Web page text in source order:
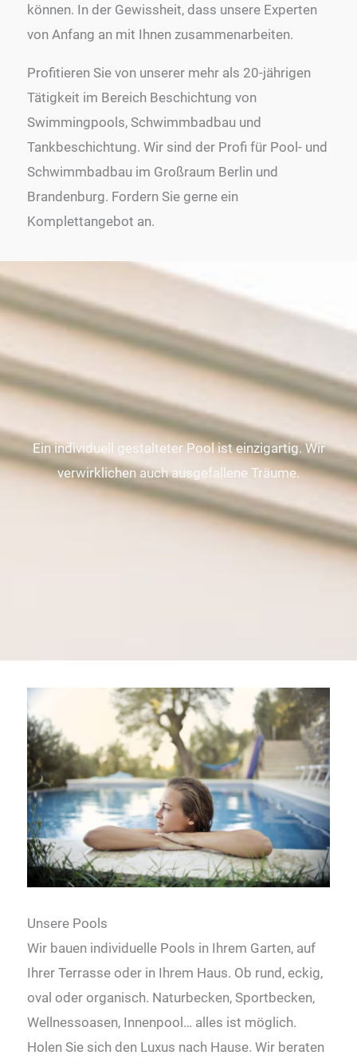
können. In der Gewissheit, dass unsere Experten
von Anfang an mit Ihnen zusammenarbeiten.
Profitieren Sie von unserer mehr als 20-jährigen
Tätigkeit im Bereich Beschichtung von
Swimmingpools, Schwimmbadbau und
Tankbeschichtung. Wir sind der Profi für Pool- und
Schwimmbadbau im Großraum Berlin und
Brandenburg. Fordern Sie gerne ein
Komplettangebot an.
Ein individuell gestalteter Pool ist einzigartig. Wir
verwirklichen auch ausgefallene Träume.
Unsere Pools
Wir bauen individuelle Pools in Ihrem Garten, auf
Ihrer Terrasse oder in Ihrem Haus. Ob rund, eckig,
oval oder organisch. Naturbecken, Sportbecken,
Wellnessoasen, Innenpool… alles ist möglich.
Holen Sie sich den Luxus nach Hause. Wir beraten